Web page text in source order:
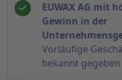
EUWAX AG mit
Gewinn in der
Vorläufige
bekannt gegeben